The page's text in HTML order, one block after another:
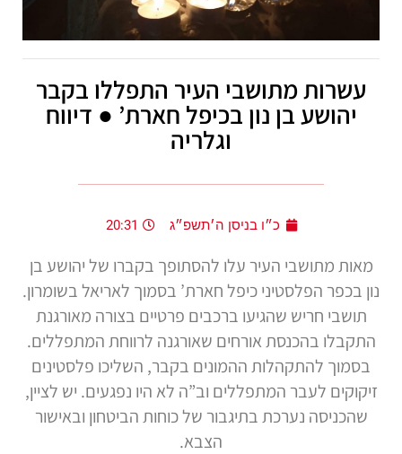
עשרות מתושבי העיר התפללו בקבר
יהושע בן נון בכיפל חארת’ ● דיווח
וגלריה
כ״ו בניסן ה׳תשפ״ג 20:31
מאות מתושבי העיר עלו להסתופך בקברו של יהושע בן
נון בכפר הפלסטיני כיפל חארת’ בסמוך לאריאל בשומרון.
תושבי חריש שהגיעו ברכבים פרטיים בצורה מאורגנת
התקבלו בהכנסת אורחים שאורגנה לרווחת המתפללים.
בסמוך להתקהלות ההמונים בקבר, השליכו פלסטינים
זיקוקים לעבר המתפללים וב”ה לא היו נפגעים. יש לציין,
שהכניסה נערכת בתיגבור של כוחות הביטחון ובאישור
הצבא.